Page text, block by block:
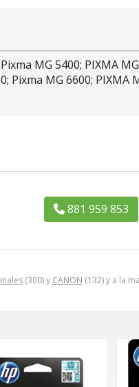
(300) y CANON (132) y a la
MG 5400; PIXMA
Pixma MG 6600; PIXMA
881 959 853